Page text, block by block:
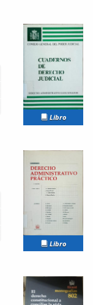
Libro
Libro